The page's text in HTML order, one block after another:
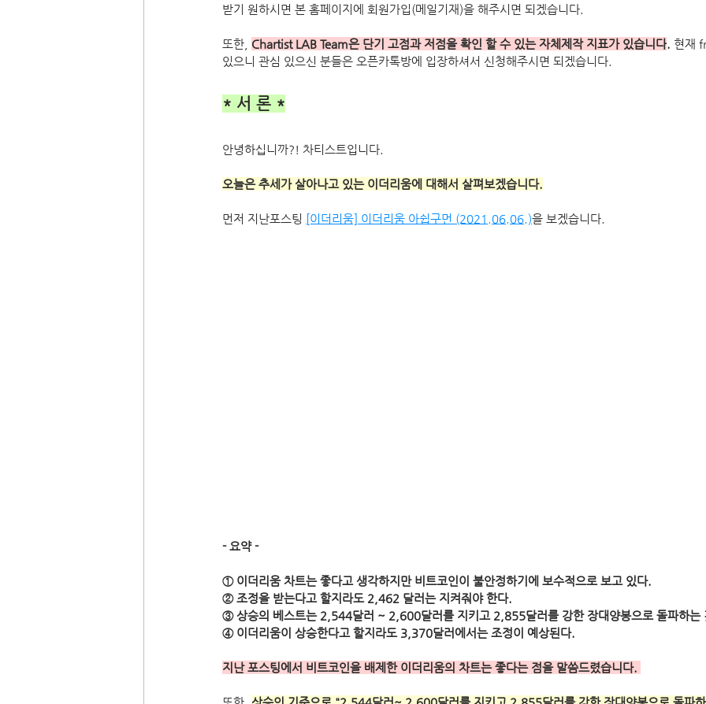
받기 원하시면 본 홈페이지에 회원가입(메일기재)을 해주시면 되겠습니다.
또한, Chartist LAB Team은 단기 고점과 저점을 확인 할 수 있는 자체제작 지표가 있습니다. 현재
있으니 관심 있으신 분들은 오픈카톡방에 입장하셔서 신청해주시면 되겠습니다.
* 서 론 *
안녕하십니까?! 차티스트입니다.
오늘은 추세가 살아나고 있는 이더리움에 대해서 살펴보겠습니다.
먼저 지난포스팅 [이더리움] 이더리움 아쉽구먼 (2021.06.06.)을 보겠습니다.
- 요약 -
① 이더리움 차트는 좋다고 생각하지만 비트코인이 불안정하기에 보수적으로 보고 있다.
② 조정을 받는다고 할지라도 2,462 달러는 지켜줘야 한다.
③ 상승의 베스트는 2,544달러 ~ 2,600달러를 지키고 2,855달러를 강한 장대양봉으로 돌파하는
④ 이더리움이 상승한다고 할지라도 3,370달러에서는 조정이 예상된다.
지난 포스팅에서 비트코인을 배제한 이더리움의 차트는 좋다는 점을 말씀드렸습니다.